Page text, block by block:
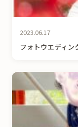
2023.06.17
フォトウエディ